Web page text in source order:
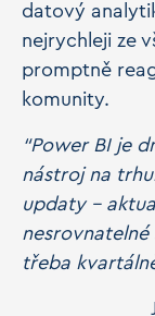
datový
nejrychleji ze
promptně
komunity.
“Power BI je
nástroj na
updaty –
třeba